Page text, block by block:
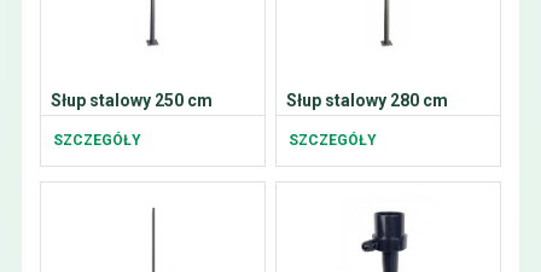
Słup stalowy 250 cm
SZCZEGÓŁY
Słup stalowy 280 cm
SZCZEGÓŁY